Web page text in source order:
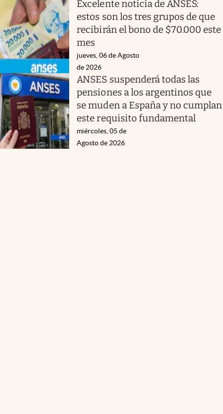
Excelente noticia de ANSES:
estos son los tres grupos de que
recibirán el bono de $70.000 este
mes
jueves, 06 de Agosto
de 2026
ANSES suspenderá todas las
pensiones a los argentinos que
se muden a España y no cumplan
este requisito fundamental
miércoles, 05 de
Agosto de 2026